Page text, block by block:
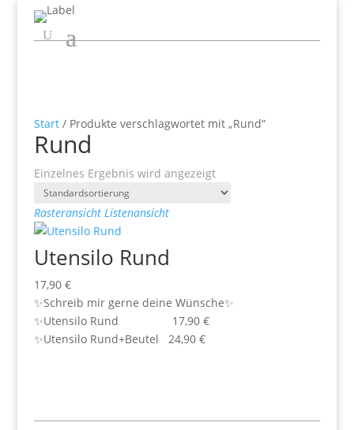
Start/ Produkte verschlagwortet mit „Rund“
Rund
Einzelnes Ergebnis wird angezeigt
Rasteransicht Listenansicht
Utensilo Rund
17,90 €
✨Schreib mir gerne deine Wünsche✨
✨Utensilo Rund 17,90 €
✨Utensilo Rund+Beutel 24,90 €